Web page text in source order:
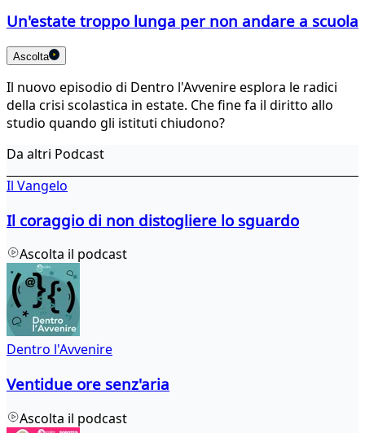
Un'estate troppo lunga per non andare a scuola
Ascolta
Il nuovo episodio di Dentro l'Avvenire esplora le radici
della crisi scolastica in estate. Che fine fa il diritto allo
studio quando gli istituti chiudono?
Da altri Podcast
Il Vangelo
Il coraggio di non distogliere lo sguardo
Ascolta il podcast
Dentro l'Avvenire
Ventidue ore senz'aria
Ascolta il podcast